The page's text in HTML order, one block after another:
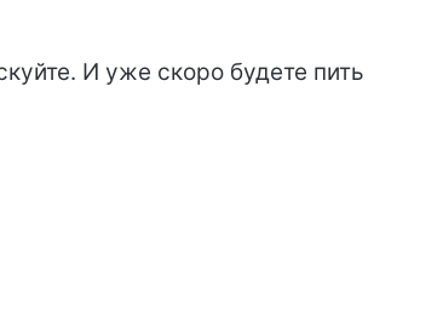
И уже скоро будете пить